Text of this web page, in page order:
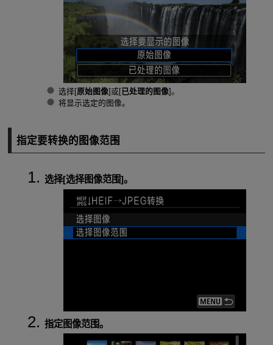
选择[原始图像]或[已处理的图像]。
将显示选定的图像。
指定要转换的图像范围
选择[选择图像范围]。
指定图像范围。